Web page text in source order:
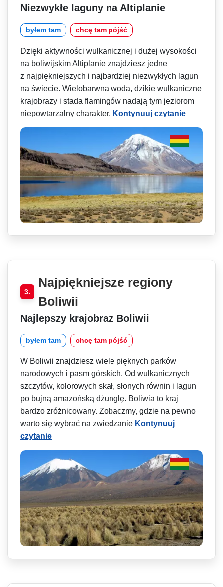
Niezwykłe laguny na Altiplanie
byłem tam chcę tam pójść
Dzięki aktywności wulkanicznej i dużej wysokości
na boliwijskim Altiplanie znajdziesz jedne
z najpiękniejszych i najbardziej niezwykłych lagun
na świecie. Wielobarwna woda, dzikie wulkaniczne
krajobrazy i stada flamingów nadają tym jeziorom
niepowtarzalny charakter. Kontynuuj czytanie
3.
Najpiękniejsze regiony
Boliwii
Najlepszy krajobraz Boliwii
byłem tam chcę tam pójść
W Boliwii znajdziesz wiele pięknych parków
narodowych i pasm górskich. Od wulkanicznych
szczytów, kolorowych skał, słonych równin i lagun
po bujną amazońską dżunglę. Boliwia to kraj
bardzo zróżnicowany. Zobaczmy, gdzie na pewno
warto się wybrać na zwiedzanie Kontynuuj
czytanie